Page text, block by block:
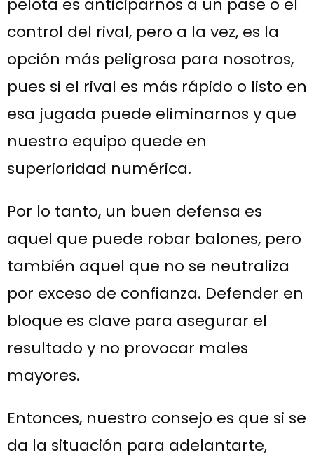
control del rival, pero a la vez, es la
opción más peligrosa para nosotros,
pues si el rival es más rápido o listo en
esa jugada puede eliminarnos y que
nuestro equipo quede en
superioridad numérica.
Por lo tanto, un buen defensa es
aquel que puede robar balones, pero
también aquel que no se neutraliza
por exceso de confianza. Defender en
bloque es clave para asegurar el
resultado y no provocar males
mayores.
Entonces, nuestro consejo es que si se
da la situación para adelantarte,